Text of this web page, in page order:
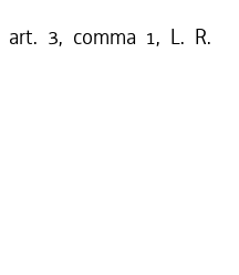
3, comma 1, L. R.